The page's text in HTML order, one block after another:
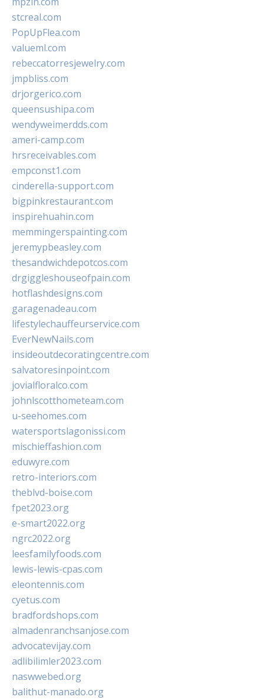
stcreal.com
PopUpFlea.com
valueml.com
rebeccatorresjewelry.com
jmpbliss.com
drjorgerico.com
queensushipa.com
wendyweimerdds.com
ameri-camp.com
hrsreceivables.com
empconst1.com
cinderella-support.com
bigpinkrestaurant.com
inspirehuahin.com
memmingerspainting.com
jeremypbeasley.com
thesandwichdepotcos.com
drgiggleshouseofpain.com
hotflashdesigns.com
garagenadeau.com
lifestylechauffeurservice.com
EverNewNails.com
insideoutdecoratingcentre.com
salvatoresinpoint.com
jovialfloralco.com
johnlscotthometeam.com
u-seehomes.com
watersportslagonissi.com
mischieffashion.com
eduwyre.com
retro-interiors.com
theblvd-boise.com
fpet2023.org
e-smart2022.org
ngrc2022.org
leesfamilyfoods.com
lewis-lewis-cpas.com
eleontennis.com
cyetus.com
bradfordshops.com
almadenranchsanjose.com
advocatevijay.com
adlibilimler2023.com
naswwebed.org
balithut-manado.org